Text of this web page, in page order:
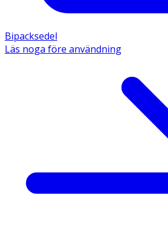
Bipacksedel
Läs noga före användning